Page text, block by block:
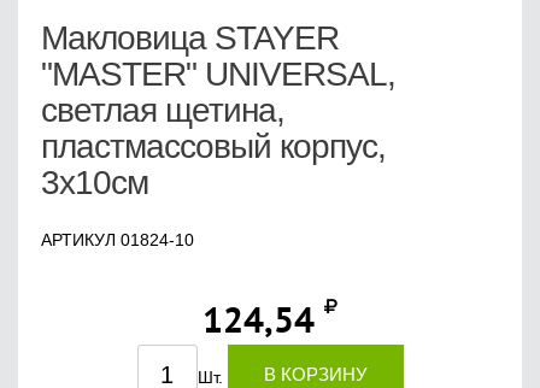
Макловица STAYER
"MASTER" UNIVERSAL,
светлая щетина,
пластмассовый корпус,
3х10см
АРТИКУЛ 01824-10
124,54
Шт. В КОРЗИНУ